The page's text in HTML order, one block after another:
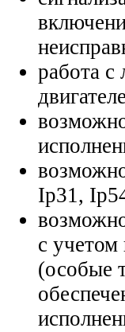
работа
Ip31,
с учетом
(особые